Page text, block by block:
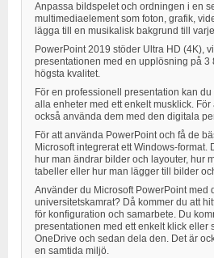
Anpassa bildspelet och ordningen i en
multimediaelement som foton, grafik,
lägga till en musikalisk bakgrund till
PowerPoint 2019 stöder Ultra HD (4K),
presentationen med en upplösning på 3
högsta kvalitet.
För en professionell presentation kan
alla enheter med ett enkelt musklick.
också använda dem med den digitala
För att använda PowerPoint och få de
Microsoft integrerat ett Windows-format.
hur man ändrar bilder och layouter, hur
tabeller eller hur man lägger till bilder
Använder du Microsoft PowerPoint med
universitetskamrat? Då kommer du att
för konfiguration och samarbete. Du
presentationen med ett enkelt klick eller
OneDrive och sedan dela den. Det är
en samtida miljö.